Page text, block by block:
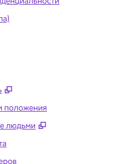
,
положения
людьми
,